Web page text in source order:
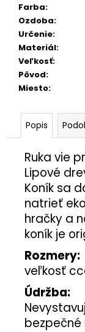
Farba:
Ozdoba:
Určenie:
Materiál:
Veľkosť:
Pôvod:
Miesto:
Popis
Ruka vie
Lipové
Koník sa
natrieť
hračky a
koník je
Rozmery:
veľkosť
Údržba:
bezpečné